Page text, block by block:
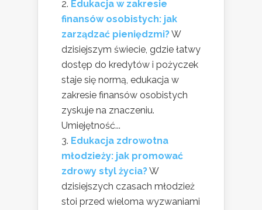
Edukacja w zakresie
finansów osobistych: jak
zarządzać pieniędzmi?W
dzisiejszym świecie, gdzie łatwy
dostęp do kredytów i pożyczek
staje się normą, edukacja w
zakresie finansów osobistych
zyskuje na znaczeniu.
Umiejętność...
Edukacja zdrowotna
młodzieży: jak promować
zdrowy styl życia?W
dzisiejszych czasach młodzież
stoi przed wieloma wyzwaniami